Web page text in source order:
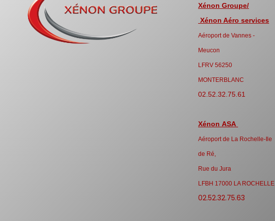
Xénon Groupe/
Xénon Aéro services
Aéroport de Vannes -
Meucon
LFRV 56250
MONTERBLANC
02.52.32.75.61
Xénon ASA
Aéroport de La Rochelle-Ile
de Ré,
Rue du Jura
LFBH 17000 LA ROCHELLE
02.52.32.75.63